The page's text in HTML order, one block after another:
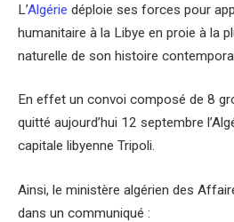
L’Algérie déploie ses forces pour
humanitaire à la Libye en proie à la
naturelle de son histoire
En effet un convoi composé de 8
quitté aujourd’hui 12 septembre
capitale libyenne Tripoli.
Ainsi, le ministère algérien des
dans un communiqué :